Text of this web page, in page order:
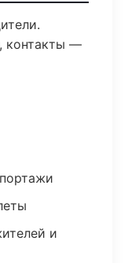
контакты —
и